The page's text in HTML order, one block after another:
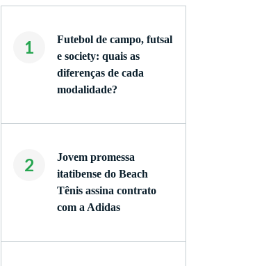
1
Futebol de campo, futsal
e society: quais as
diferenças de cada
modalidade?
2
Jovem promessa
itatibense do Beach
Tênis assina contrato
com a Adidas